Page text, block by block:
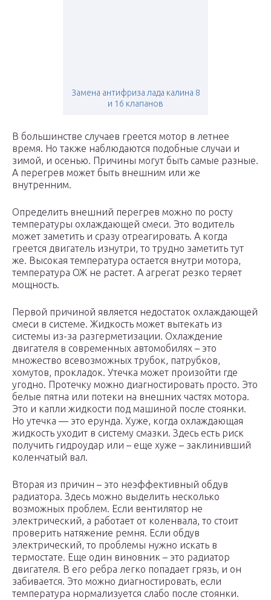
Замена антифриза лада калина 8
и 16 клапанов
В большинстве случаев греется мотор в летнее
время. Но также наблюдаются подобные случаи и
зимой, и осенью. Причины могут быть самые разные.
А перегрев может быть внешним или же
внутренним.
Определить внешний перегрев можно по росту
температуры охлаждающей смеси. Это водитель
может заметить и сразу отреагировать. А когда
греется двигатель изнутри, то трудно заметить тут
же. Высокая температура остается внутри мотора,
температура ОЖ не растет. А агрегат резко теряет
мощность.
Первой причиной является недостаток охлаждающей
смеси в системе. Жидкость может вытекать из
системы из-за разгерметизации. Охлаждение
двигателя в современных автомобилях – это
множество всевозможных трубок, патрубков,
хомутов, прокладок. Утечка может произойти где
угодно. Протечку можно диагностировать просто. Это
белые пятна или потеки на внешних частях мотора.
Это и капли жидкости под машиной после стоянки.
Но утечка — это ерунда. Хуже, когда охлаждающая
жидкость уходит в систему смазки. Здесь есть риск
получить гидроудар или – еще хуже – заклинивший
коленчатый вал.
Вторая из причин – это неэффективный обдув
радиатора. Здесь можно выделить несколько
возможных проблем. Если вентилятор не
электрический, а работает от коленвала, то стоит
проверить натяжение ремня. Если обдув
электрический, то проблемы нужно искать в
термостате. Еще один виновник – это радиатор
двигателя. В его ребра легко попадает грязь, и он
забивается. Это можно диагностировать, если
температура нормализуется слабо после стоянки.